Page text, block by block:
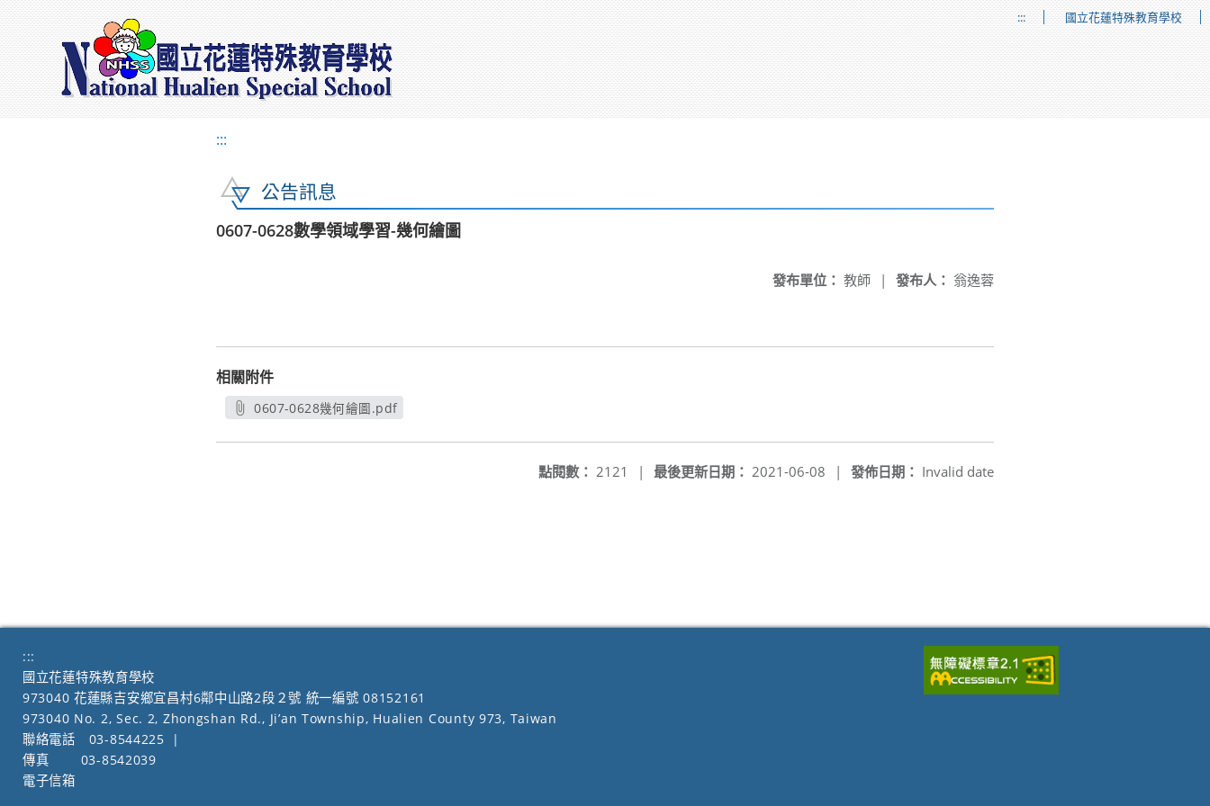
::: 國立花蓮特殊教育學校
:::
公告訊息
0607-0628數學領域學習-幾何繪圖
發布人： 翁逸蓉
發布單位： 教師 |
相關附件
0607-0628幾何繪圖.pdf
發佈日期： Invalid date
最後更新日期： 2021-06-08 |
點閱數： 2121 |
:::
國立花蓮特殊教育學校
973040 花蓮縣吉安鄉宜昌村6鄰中山路2段２號 統一編號 08152161
973040 No. 2, Sec. 2, Zhongshan Rd., Ji’an Township, Hualien County 973, Taiwan
聯絡電話
03-8544225
|
傳真
03-8542039
電子信箱